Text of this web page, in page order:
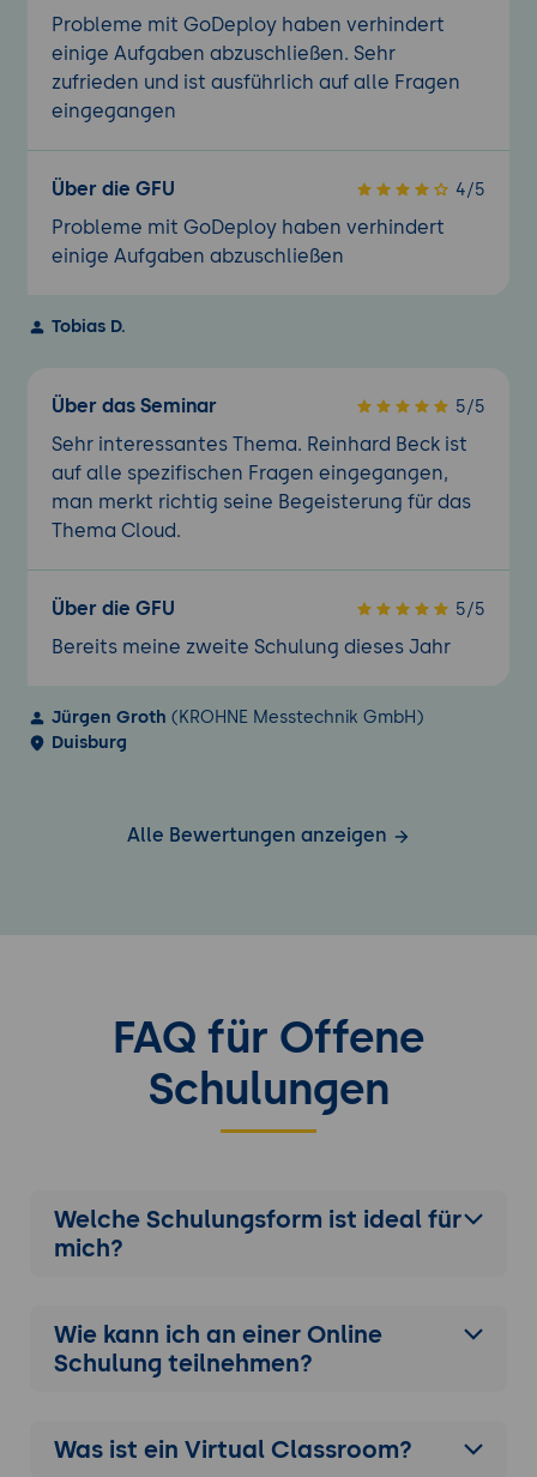
Wie kann man Schutz vor Bedrohungen und
Schutz vor Datenverlust in Exchange Online
konfigurieren und verwalten?
Probleme mit GoDeploy haben verhindert
einige Aufgaben abzuschließen. Sehr
zufrieden und ist ausführlich auf alle Fragen
eingegangen
Über die GFU 4/5
Probleme mit GoDeploy haben verhindert
einige Aufgaben abzuschließen
Tobias D.
Über das Seminar 5/5
Sehr interessantes Thema. Reinhard Beck ist
auf alle spezifischen Fragen eingegangen,
man merkt richtig seine Begeisterung für das
Thema Cloud.
Über die GFU 5/5
Bereits meine zweite Schulung dieses Jahr
Jürgen Groth (KROHNE Messtechnik GmbH)
Duisburg
Alle Bewertungen anzeigen
FAQ für Offene
Schulungen
Welche Schulungsform ist ideal für
mich?
Wie kann ich an einer Online
Schulung teilnehmen?
Was ist ein Virtual Classroom?